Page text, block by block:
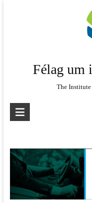
Félag um
The